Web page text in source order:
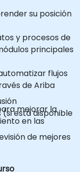
su posición
y procesos de
principales
flujos
de Ariba
mejorar la
en las
está disponible
de mejores